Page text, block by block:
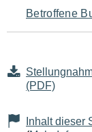
Betroffene
(PDF)
Inhalt dieser